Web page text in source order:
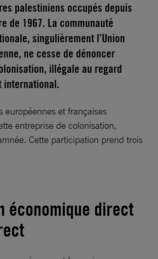
palestiniens occupés depuis
de 1967. La communauté
singulièrement l’Union
ne cesse de dénoncer
illégale au regard
international.
européennes et françaises
entreprise de colonisation,
Cette participation prend trois
économique direct